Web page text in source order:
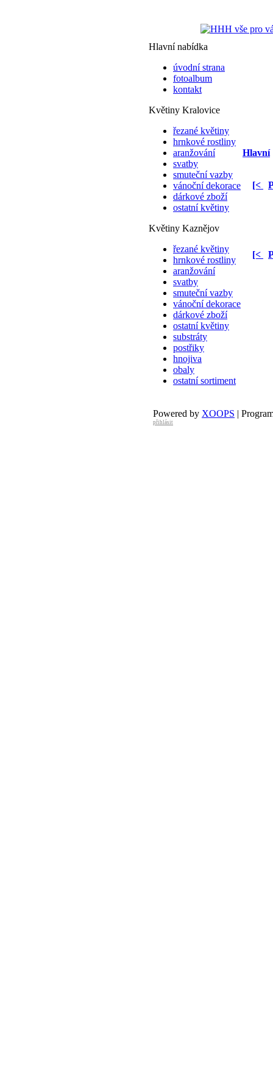
Hlavní nabídka
úvodní strana
fotoalbum
kontakt
Květiny Kralovice
řezané květiny
hrnkové rostliny
aranžování
svatby
smuteční vazby
vánoční dekorace
dárkové zboží
ostatní květiny
Květiny Kaznějov
řezané květiny
hrnkové rostliny
aranžování
svatby
smuteční vazby
vánoční dekorace
dárkové zboží
ostatní květiny
substráty
postřiky
hnojiva
obaly
ostatní sortiment
Hlavní
[<
[<
Powered by XOOPS |
přihlásit